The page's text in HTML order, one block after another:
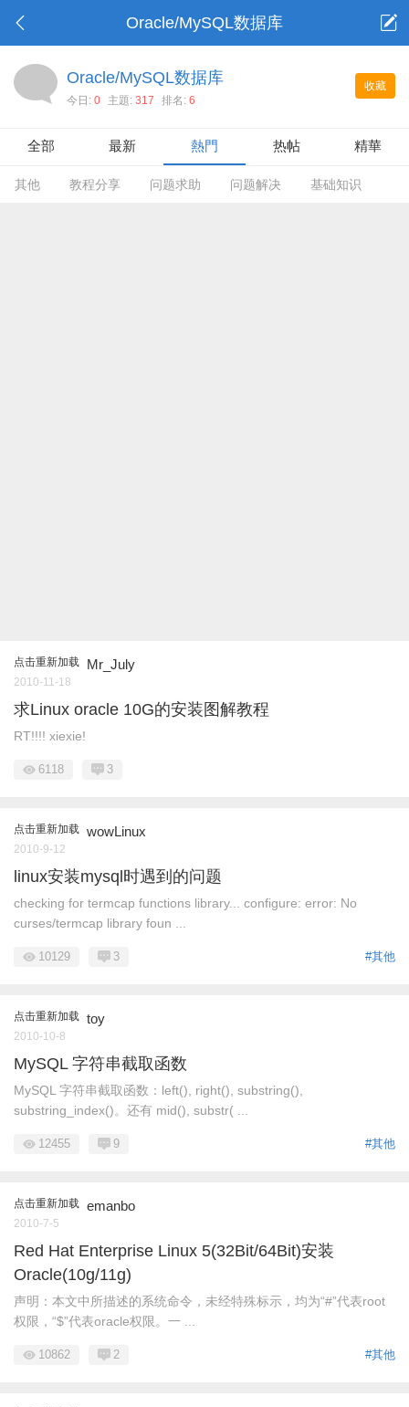
Oracle/MySQL数据库
收藏
Oracle/MySQL数据库
今日: 0 主題: 317 排名: 6
全部 最新 熱門 热帖 精華
其他 教程分享 问题求助 问题解决 基础知识
点击重新加载 Mr_July
2010-11-18
求Linux oracle 10G的安装图解教程
RT!!!! xiexie!
6118 3
点击重新加载 wowLinux
2010-9-12
linux安装mysql时遇到的问题
checking for termcap functions library... configure: error: No
curses/termcap library foun ...
#其他
10129 3
点击重新加载 toy
2010-10-8
MySQL 字符串截取函数
MySQL 字符串截取函数：left(), right(), substring(),
substring_index()。还有 mid(), substr( ...
#其他
12455 9
点击重新加载 emanbo
2010-7-5
Red Hat Enterprise Linux 5(32Bit/64Bit)安装
Oracle(10g/11g)
声明：本文中所描述的系统命令，未经特殊标示，均为“#”代表root
权限，“$”代表oracle权限。一 ...
#其他
10862 2